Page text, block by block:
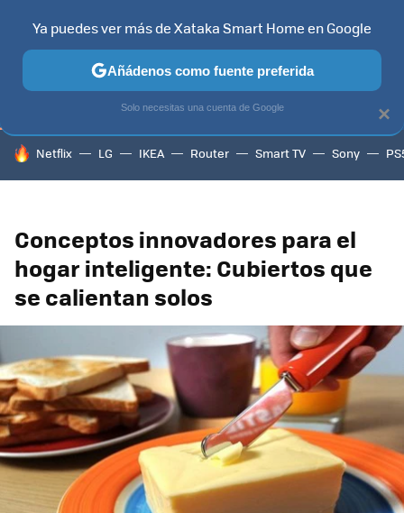
TELEVISORES CONTENIDOS SMART TV SELECCIÓN
HOY SE HABLA DE
Netflix LG IKEA Router Smart TV Sony
Conceptos innovadores para el
hogar inteligente: Cubiertos que
se calientan solos
×
Ya puedes ver más de Xataka Smart Home en Google
Añádenos como fuente preferida
Solo necesitas una cuenta de Google